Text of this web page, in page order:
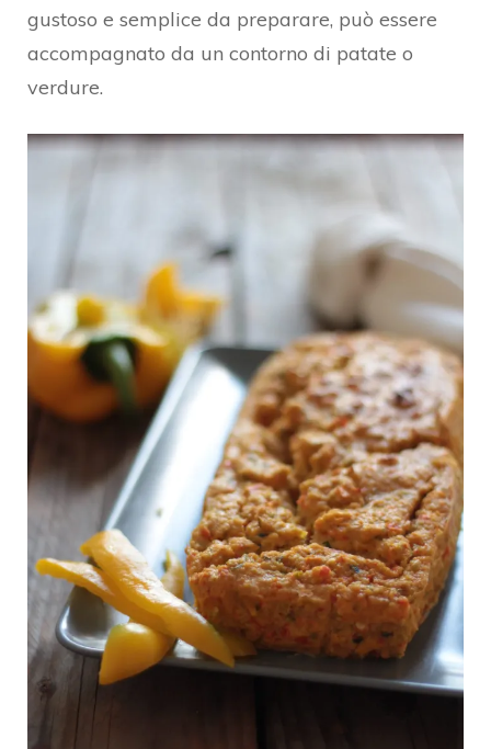
gustoso e semplice da preparare, può essere
accompagnato da un contorno di patate o
verdure.